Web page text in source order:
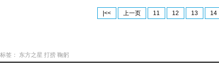
|<< 上一页 11 12 13 14
标签： 东方之星 打捞 鞠躬